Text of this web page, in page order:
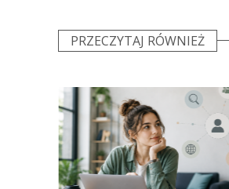
PRZECZYTAJ RÓWNIEŻ